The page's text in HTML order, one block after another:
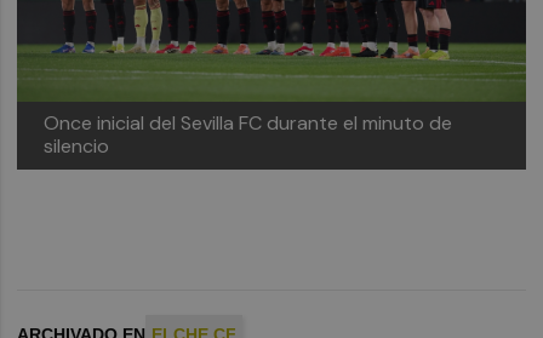
Once inicial del Sevilla FC durante el minuto de
silencio